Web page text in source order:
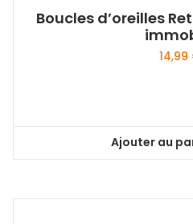
Boucles d’oreilles
14,99
Ajouter au